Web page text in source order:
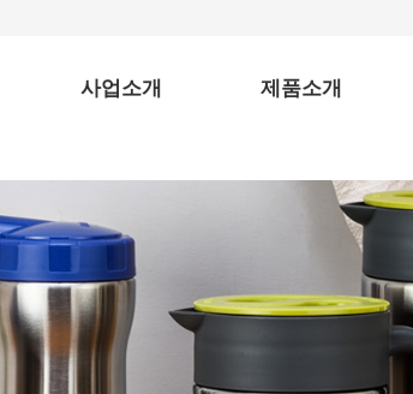
사업소개 제품소개
컬러보온병
스텐물병